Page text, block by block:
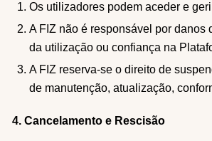
Os utilizadores podem aceder e
A FIZ não é responsável por
da utilização ou confiança na
A FIZ reserva-se o direito de
de manutenção, atualização,
4. Cancelamento e Rescisão